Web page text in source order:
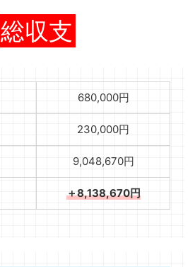
総収支
680,000円
230,000円
9,048,670円
＋8,138,670円